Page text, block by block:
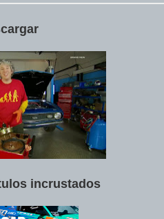
incrustados